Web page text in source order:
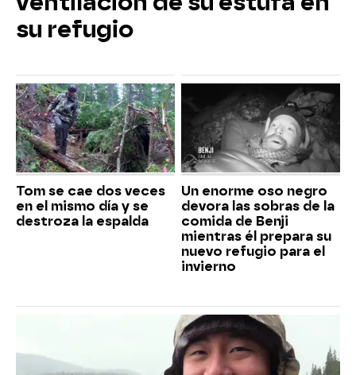
su refugio
Tom se cae dos veces
en el mismo día y se
destroza la espalda
Un enorme oso negro
devora las sobras de la
comida de Benji
mientras él prepara su
nuevo refugio para el
invierno